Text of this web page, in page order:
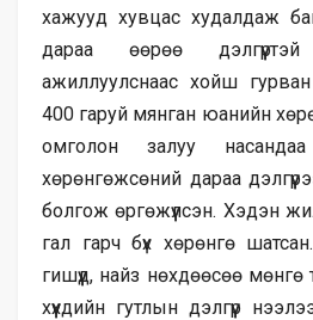
хажууд хувцас худалдаж
дараа өөрөө
ажиллуулснаас хойш
400 гаруй мянган юанийн
омголон залуу
хөрөнгөжсөний дараа
болгож өргөжүүлсэн. Хэдэн
гал гарч бүх хөрөнгө
гишүүд, найз нөхдөөсөө
хүүхдийн гутлын дэлгүүр